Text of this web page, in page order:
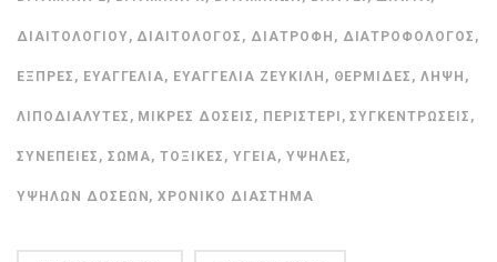
ΔΙΑΙΤΟΛΟΓΊΟΥ , ΔΙΑΙΤΟΛΌΓΟΣ , ΔΙΑΤΡΟΦΉ , ΔΙΑΤΡΟΦΟΛΌΓΟΣ ,
ΕΞΠΡΈΣ , ΕΥΑΓΓΕΛΊΑ, ΕΥΑΓΓΕΛΊΑ ΖΕΥΚΙΛΉ , ΘΕΡΜΊΔΕΣ ,ΛΉΨΗ ,
ΛΙΠΟΔΙΑΛΥΤΈΣ , ΜΙΚΡΈΣ ΔΌΣΕΙΣ , ΠΕΡΙΣΤΈΡΙ ,ΣΥΓΚΕΝΤΡΏΣΕΙΣ ,
ΣΥΝΈΠΕΙΕΣ , ΣΏΜΑ,ΤΟΞΙΚΈΣ , ΥΓΕΊΑ, ΥΨΗΛΈΣ,
ΥΨΗΛΏΝ ΔΌΣΕΩΝ,ΧΡΟΝΙΚΌ ΔΙΆΣΤΗΜΑ